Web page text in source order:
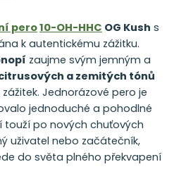
pero10-OH-HHC OG Kush s
k autentickému zážitku.
zaujme svým jemným a
a zemitých tónů
Jednorázové pero je
jednoduché a pohodlné
touží po nových chuťových
uživatel nebo začátečník,
do světa plného překvapení